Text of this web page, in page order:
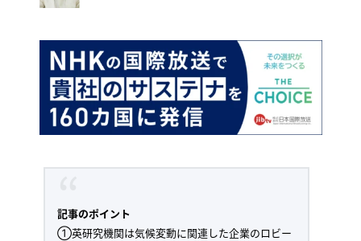
記事のポイント
①英研究機関は気候変動に関連した企業のロビー